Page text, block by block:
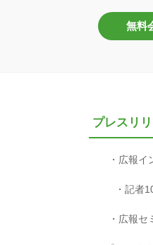
無料
プレスリ
広報イ
記者
広報セ